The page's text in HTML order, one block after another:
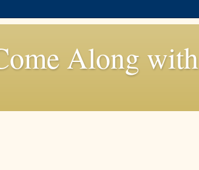
Along